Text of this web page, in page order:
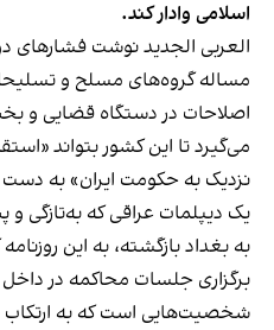
اسلامی وادار کند.
العربی الجدید نوشت فشارهای
مساله گروه‌های مسلح و
اصلاحات در دستگاه قضایی و
می‌گیرد تا این کشور بتواند
نزدیک به حکومت ایران» به دست
یک دیپلمات عراقی که به‌تازگی و
به بغداد بازگشته، به این
برگزاری جلسات محاکمه در داخل
شخصیت‌هایی است که به